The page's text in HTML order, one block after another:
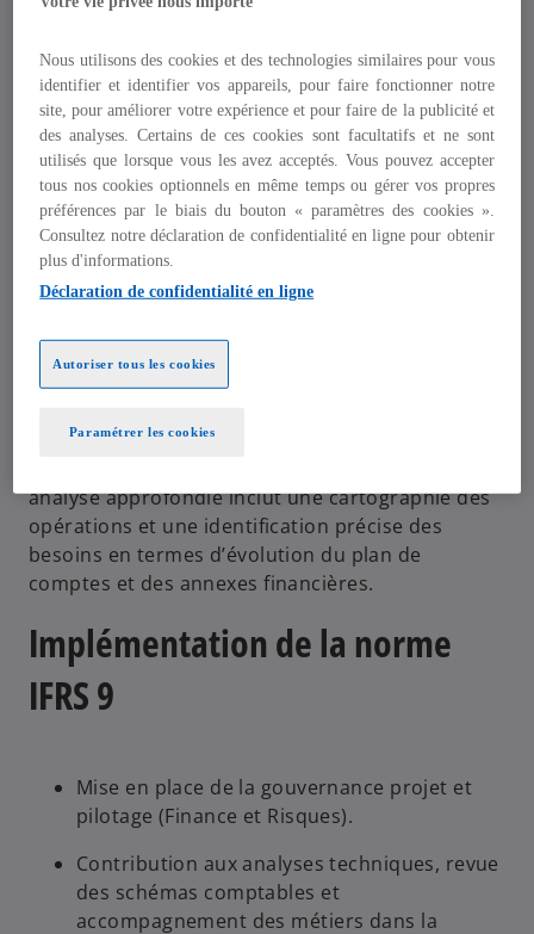
Contexte de la mission
Le département Finance et Risques de notre
client nous a missionnés pour mieux comprendre
l’impact de la norme IFRS 9 sur son activité.
Une fois une étude d’impact menée, notre client
souhaite que nous l’accompagnions dans
l’implémentation de cette norme sur l’ensemble
de son activité concernée.
Notre approche
l’impact de la norme IFRS 9 sur le bilan/P&L et les
analyse approfondie inclut une cartographie des
opérations et une identification précise des
besoins en termes d’évolution du plan de
comptes et des annexes financières.
Implémentation de la norme
IFRS 9
Mise en place de la gouvernance projet et
pilotage (Finance et Risques).
Contribution aux analyses techniques, revue
des schémas comptables et
accompagnement des métiers dans la
Nous utilisons des cookies et des technologies similaires pour vous
identifier et identifier vos appareils, pour faire fonctionner notre
site, pour améliorer votre expérience et pour faire de la publicité et
des analyses. Certains de ces cookies sont facultatifs et ne sont
utilisés que lorsque vous les avez acceptés. Vous pouvez accepter
tous nos cookies optionnels en même temps ou gérer vos propres
préférences par le biais du bouton « paramètres des cookies ».
Consultez notre déclaration de confidentialité en ligne pour obtenir
plus d'informations.
Déclaration de confidentialité en ligne
Paramétrer les cookies
Autoriser tous les cookies